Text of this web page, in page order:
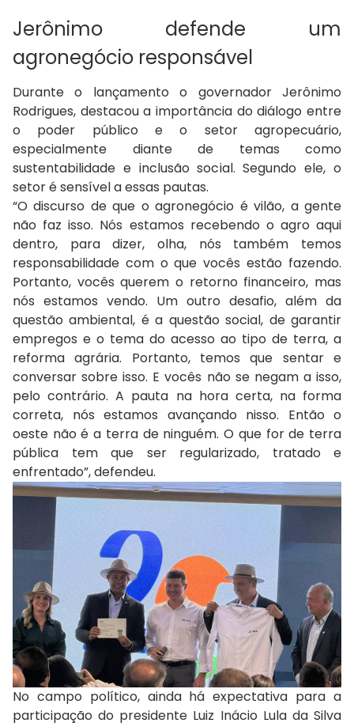
Jerônimo defende um
agronegócio responsável
Durante o lançamento o governador Jerônimo
Rodrigues, destacou a importância do diálogo entre
o poder público e o setor agropecuário,
especialmente diante de temas como
sustentabilidade e inclusão social. Segundo ele, o
setor é sensível a essas pautas.
“O discurso de que o agronegócio é vilão, a gente
não faz isso. Nós estamos recebendo o agro aqui
dentro, para dizer, olha, nós também temos
responsabilidade com o que vocês estão fazendo.
Portanto, vocês querem o retorno financeiro, mas
nós estamos vendo. Um outro desafio, além da
questão ambiental, é a questão social, de garantir
empregos e o tema do acesso ao tipo de terra, a
reforma agrária. Portanto, temos que sentar e
conversar sobre isso. E vocês não se negam a isso,
pelo contrário. A pauta na hora certa, na forma
correta, nós estamos avançando nisso. Então o
oeste não é a terra de ninguém. O que for de terra
pública tem que ser regularizado, tratado e
enfrentado”, defendeu.
No campo político, ainda há expectativa para a
participação do presidente Luiz Inácio Lula da Silva